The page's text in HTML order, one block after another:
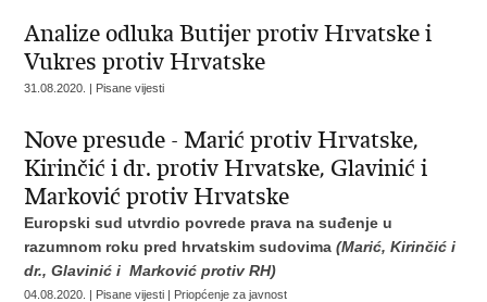
Analize odluka Butijer protiv Hrvatske i
Vukres protiv Hrvatske
31.08.2020. | Pisane vijesti
Nove presude - Marić protiv Hrvatske,
Kirinčić i dr. protiv Hrvatske, Glavinić i
Marković protiv Hrvatske
Europski sud utvrdio povrede prava na suđenje u
razumnom roku pred hrvatskim sudovima(Marić, Kirinčić i
dr., Glavinić i Marković protiv RH)
04.08.2020. | Pisane vijesti | Priopćenje za javnost